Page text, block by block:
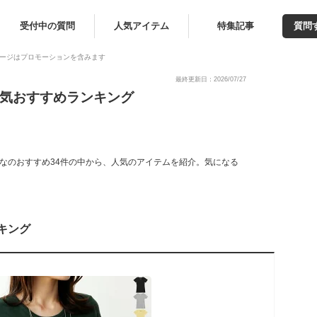
受付中の質問 人気アイテム 特集記事 質問
ジはプロモーションを含みます
最終更新日：2026/07/27
おすすめランキング
のおすすめ34件の中から、人気のアイテムを紹介。気になる
ング